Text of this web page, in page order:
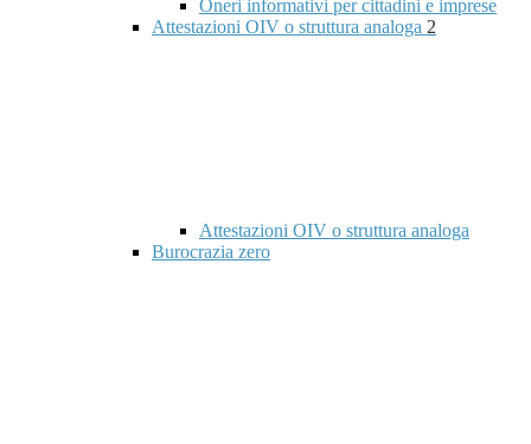
Oneri informativi per cittadini e imprese
Attestazioni OIV o struttura analoga 2
Attestazioni OIV o struttura analoga
Burocrazia zero